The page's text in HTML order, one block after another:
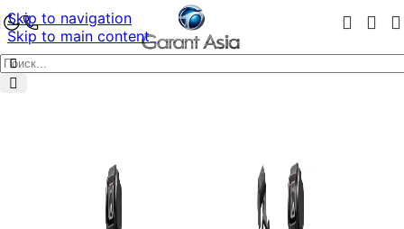
Skip to navigation
Skip to main content